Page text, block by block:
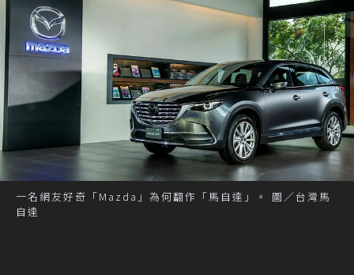
一名網友好奇「Mazda」為何翻作「馬自達」。 圖／台灣馬
自達